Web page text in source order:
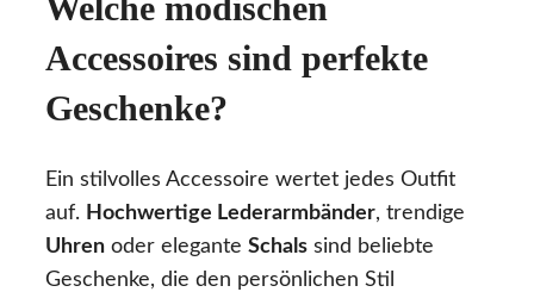
Accessoires sind perfekte
Geschenke?
Ein stilvolles Accessoire wertet jedes Outfit
auf. Hochwertige Lederarmbänder, trendige
Uhren oder elegante Schals sind beliebte
Geschenke, die den persönlichen Stil